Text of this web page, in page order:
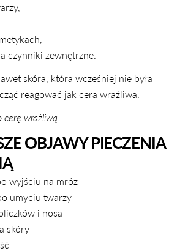
czynniki zewnętrzne.
skóra, która wcześniej nie była
reagować jak cera wrażliwa.
cerę wrażliwą
OBJAWY PIECZENIA
wyjściu na mróz
umyciu twarzy
i nosa
skóry